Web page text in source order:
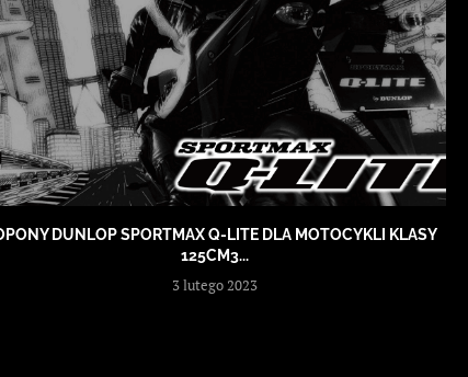
DUNLOP SPORTMAX Q-LITE DLA MOTOCYKLI KLASY
125CM3...
3 lutego 2023